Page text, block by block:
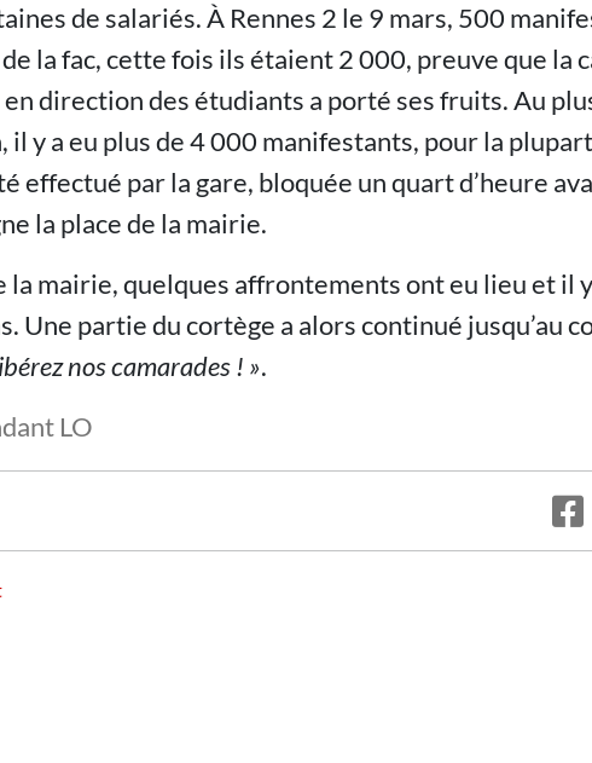
de salariés. À Rennes 2 le 9 mars, 500
la fac, cette fois ils étaient 2 000, preuve que la
en direction des étudiants a porté ses fruits. Au
y a eu plus de 4 000 manifestants, pour la
effectué par la gare, bloquée un quart d’heure
la place de la mairie.
la mairie, quelques affrontements ont eu lieu et il
Une partie du cortège a alors continué jusqu’au
nos camarades! ».
LO